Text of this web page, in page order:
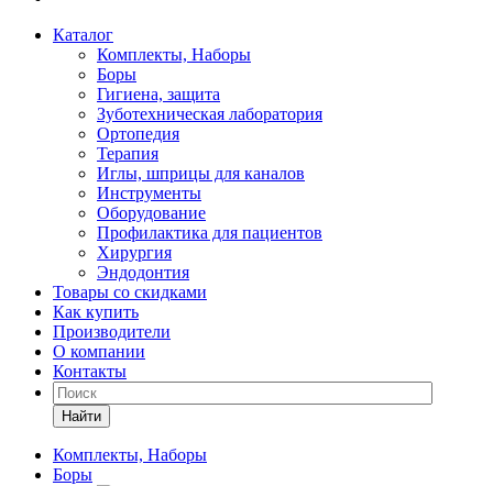
Каталог
Комплекты, Наборы
Боры
Гигиена, защита
Зуботехническая лаборатория
Ортопедия
Терапия
Иглы, шприцы для каналов
Инструменты
Оборудование
Профилактика для пациентов
Хирургия
Эндодонтия
Товары со скидками
Как купить
Производители
О компании
Контакты
Найти
Комплекты, Наборы
Боры